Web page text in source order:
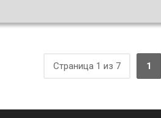
Страница 1 из 7 1